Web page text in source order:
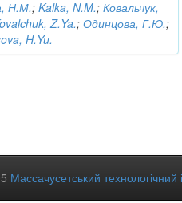
Н.М.;Kalka, N.M.;Ковальчук,
Z.Ya.;Одинцова, Г.Ю.;
H.Yu.
Массачусетський технологічний